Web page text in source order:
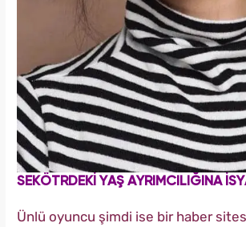
SEKÖTRDEKİ YAŞ AYRIMCILIĞINA
Ünlü oyuncu şimdi ise bir haber